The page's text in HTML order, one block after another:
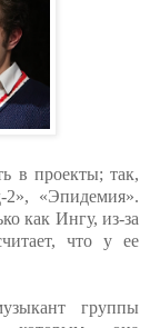
в проекты; так,
2», «Эпидемия».
как Ингу, из-за
что у ее
группы